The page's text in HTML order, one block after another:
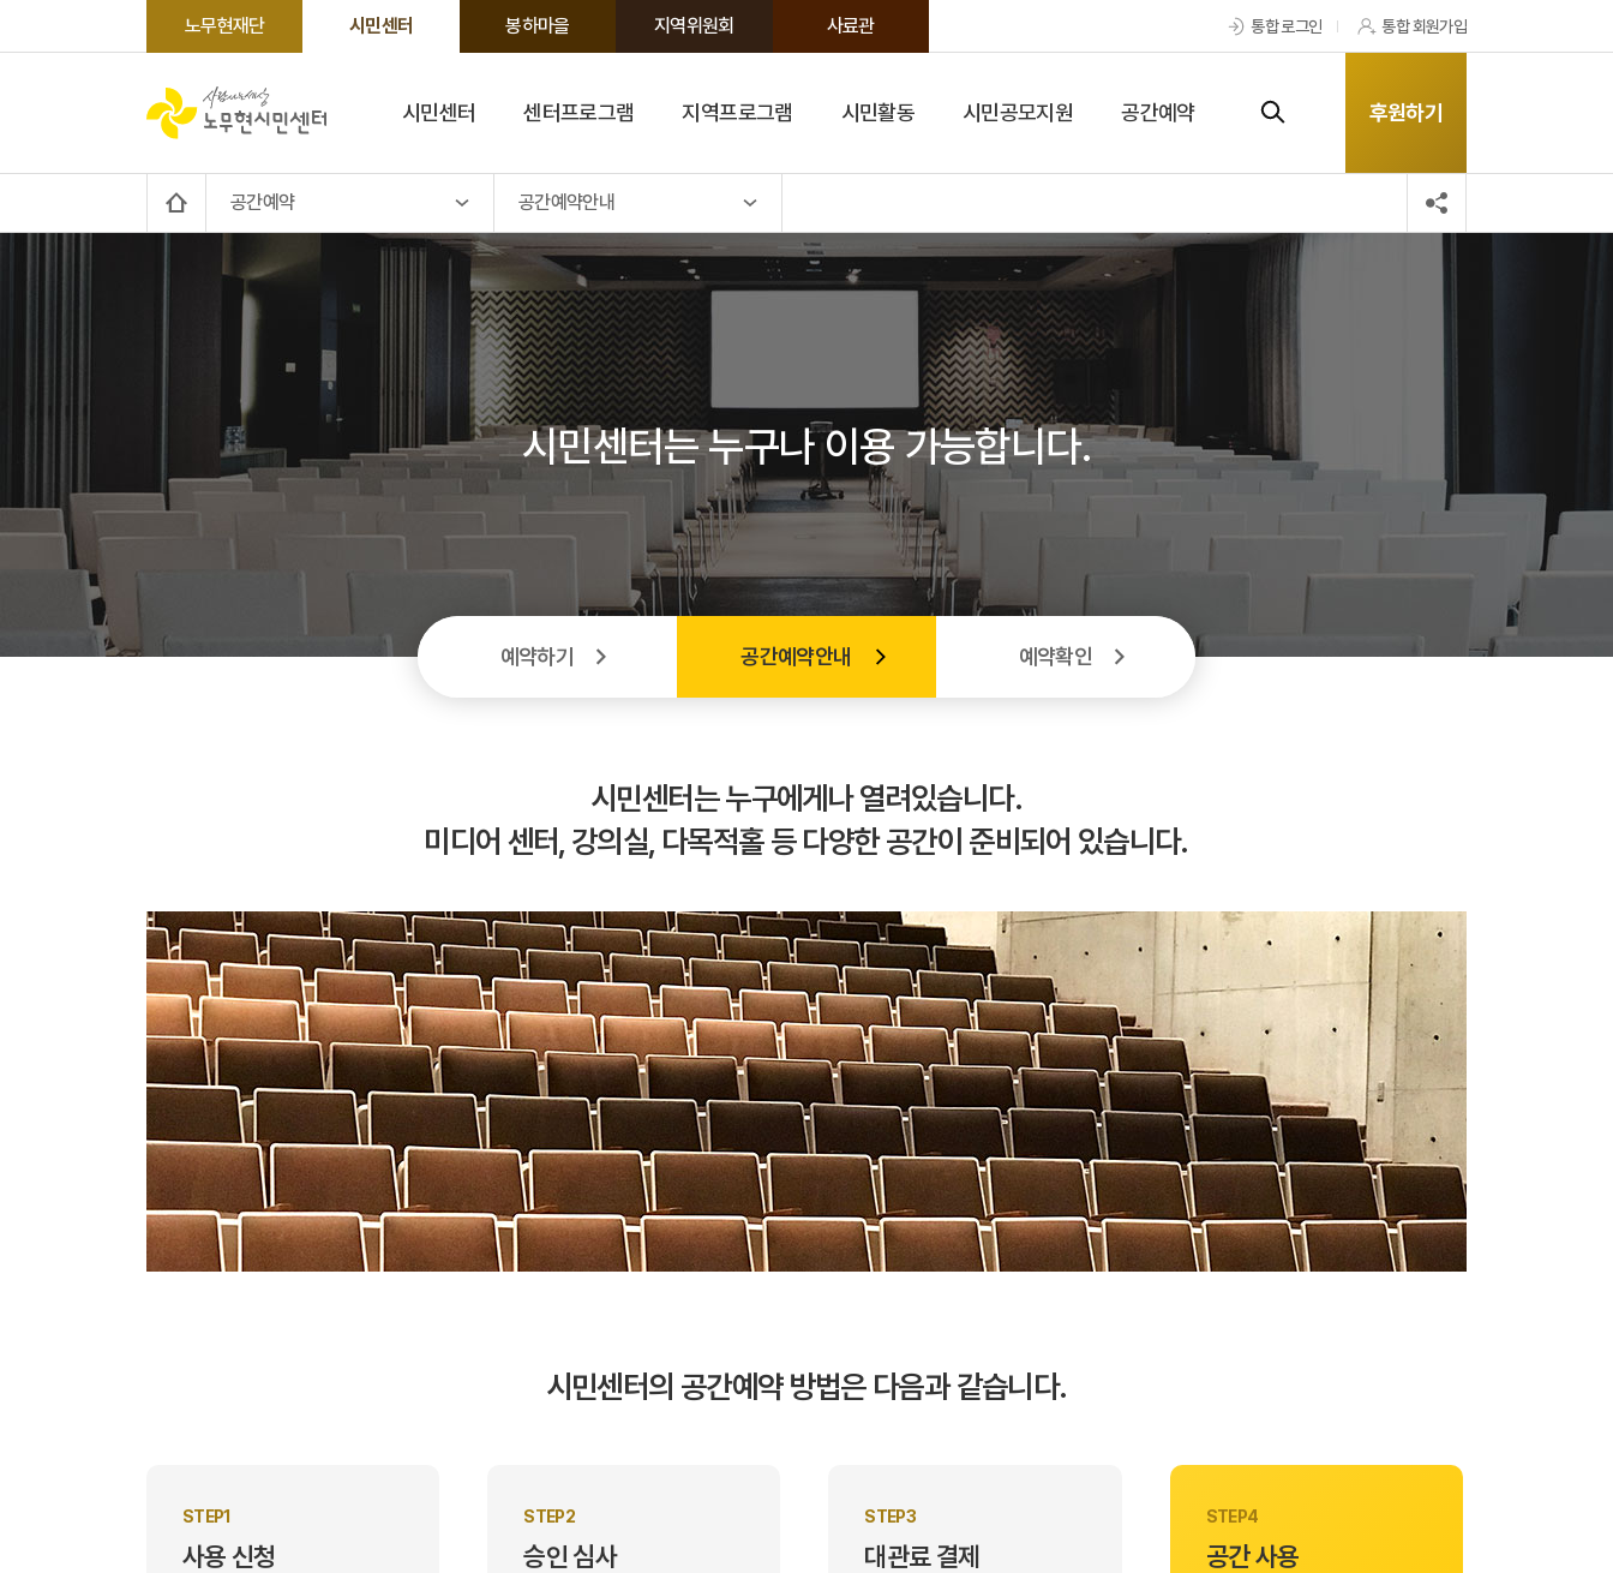
노무현재단 시민센터 봉하마을 지역위원회 사료관 통합 로그인 통합 회원가입
시민센터 센터프로그램 지역프로그램 시민활동 시민공모지원 공간예약 후원하기
공간예약 공간예약안내
시민센터는누구나 이용 가능합니다.
예약하기 공간예약안내 예약확인
시민센터는 누구에게나열려있습니다.
미디어 센터, 강의실, 다목적홀 등다양한 공간이 준비되어 있습니다.
시민센터의 공간예약 방법은다음과 같습니다.
STEP1
사용 신청
STEP2
승인 심사
STEP3
대관료 결제
STEP4
공간 사용